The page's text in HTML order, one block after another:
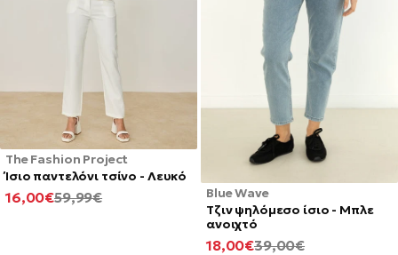
The Fashion Project
Ίσιο παντελόνι τσίνο - Λευκό
ΚΑΝΟΝΙΚΉ
59,99€
ΕΛΆΧΙΣΤΗ
16,00€
Blue Wave
Τζιν ψηλόμεσο ίσιο - Μπλε
ανοιχτό
ΚΑΝΟΝΙΚΉ
39,00€
ΕΛΆΧΙΣΤΗ
18,00€